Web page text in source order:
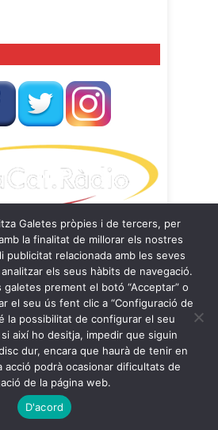
Powered by OnaCat.Ràdio
OnaCat.Ràdio Directe
Política de Galetes
Back to Top ↑
Galetes pròpies i de tercers, per
la finalitat de millorar els nostres
publicitat relacionada amb les seves
els seus hàbits de navegació.
prement el botó “Acceptar” o
el seu ús fent clic a “Configuració de
la possibilitat de configurar el seu
així ho desitja, impedir que siguin
dur, encara que haurà de tenir en
acció podrà ocasionar dificultats de
de la página web.
D'acord